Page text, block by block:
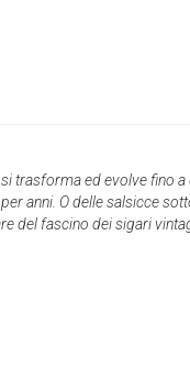
trasforma ed evolve fino a
anni. O delle salsicce
del fascino dei sigari